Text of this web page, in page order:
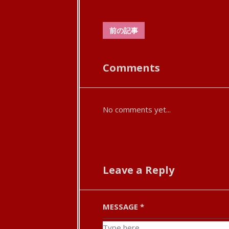
前の記事
Comments
No comments yet...
Leave a Reply
MESSAGE *